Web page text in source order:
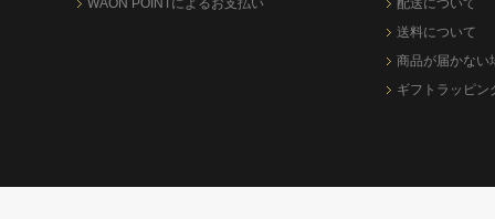
送料について
商品が届かない
ギフトラッピン